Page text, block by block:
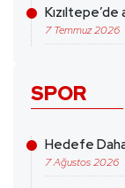
7 Temmuz 2026
SPOR
Hedefe
7 Ağustos 2026